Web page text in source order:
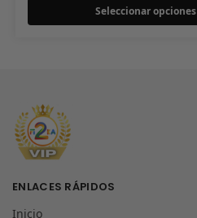
Seleccionar opciones
ENLACES RÁPIDOS
Inicio